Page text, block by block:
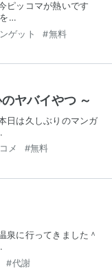
ピッコマが熱いです
…
ゲット #無料
ヤバイやつ ～
日は久しぶりのマンガ
メ #無料
泉に行ってきました＾
#代謝